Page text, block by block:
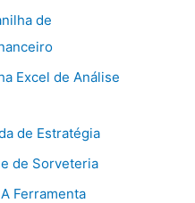
de
Excel de Análise
de Estratégia
de Sorveteria
Ferramenta